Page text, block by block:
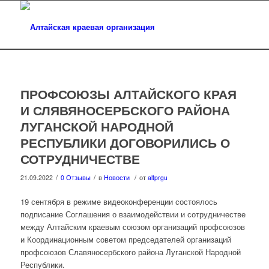
ПРОФСОЮЗЫ АЛТАЙСКОГО КРАЯ
И СЛЯВЯНОСЕРБСКОГО РАЙОНА
ЛУГАНСКОЙ НАРОДНОЙ
РЕСПУБЛИКИ ДОГОВОРИЛИСЬ О
СОТРУДНИЧЕСТВЕ
21.09.2022 / 0 Отзывы / в Новости / от altprgu
19 сентября в режиме видеоконференции состоялось
подписание Соглашения о взаимодействии и сотрудничестве
между Алтайским краевым союзом организаций профсоюзов
и Координационным советом председателей организаций
профсоюзов Славяносербского района Луганской Народной
Республики.